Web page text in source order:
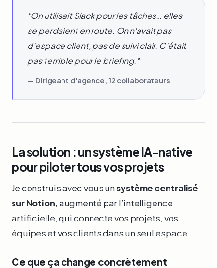
"On utilisait Slack pour les tâches… elles
se perdaient en route. On n'avait pas
d'espace client, pas de suivi clair. C'était
pas terrible pour le briefing."
— Dirigeant d'agence, 12 collaborateurs
La solution : un système IA-native
pour piloter tous vos projets
Je construis avec vous unsystème centralisé
sur Notion, augmenté par l’intelligence
artificielle, qui connecte vos projets, vos
équipes et vos clients dans un seul espace.
Ce que ça change concrètement